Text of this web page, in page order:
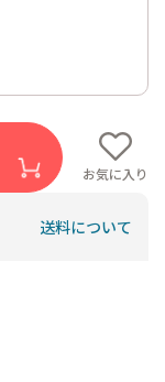
お気に入り
送料について